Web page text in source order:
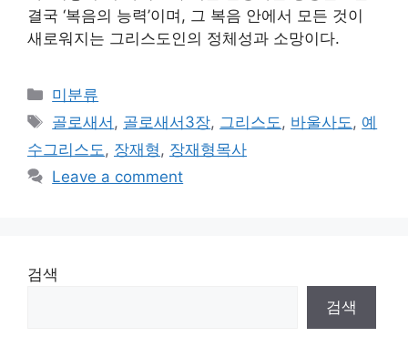
결국 ‘복음의 능력’이며, 그 복음 안에서 모든 것이
새로워지는 그리스도인의 정체성과 소망이다.
Categories
미분류
Tags
골로새서 , 골로새서3장, 그리스도 , 바울사도 , 예
수그리스도 , 장재형 , 장재형목사
Leave a comment
검색
검색